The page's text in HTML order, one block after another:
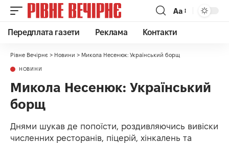
Аа
Передплата газети Реклама Контакти
Рівне Вечірнє > Новини > Микола Несенюк: Український борщ
НОВИНИ
Микола Несенюк: Український
борщ
Днями шукав де попоїсти, роздивляючись вивіски
численних ресторанів, піцерій, хінкалень та